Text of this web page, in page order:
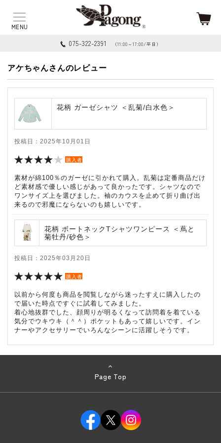
075-322-2391 （11:00～17:00/平日）
アケちゃんさんのレビュー
花柄 ガーゼシャツ ＜乱菊/白水色＞
投稿日：2025年10月01日
購入者
素材が綿100％のガーゼに引かれて購入。乱菊は定番商品だけ
ど素材感で優しい感じがあって良かったです。シャツなので
ワンサイズ上を選びました。袖のカウスを止めて折り曲げ出
来るので邪魔にならないのも嬉しいです。
花柄 ボートネックTシャツワンピース ＜蔦と
菊牡丹/砂色＞
投稿日：2025年03月20日
購入者
以前から何度も商品を閲覧しながら迷ったすえに購入したの
で届いた時点ですぐに試着してみました。
着心地抜群でした、顔周りが明るくなって訪問着を着ている
気分でウキウキ（＾＾）ポケットもあって嬉しいです。イン
ナーやアクセサリーでいろんなシーンに活躍しそうです。
Page Top